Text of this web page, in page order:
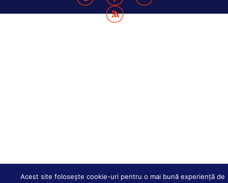
7. Mobilităţi (transferuri) definitive:
Acest site folosește cookie-uri pentru o mai bună experiență de